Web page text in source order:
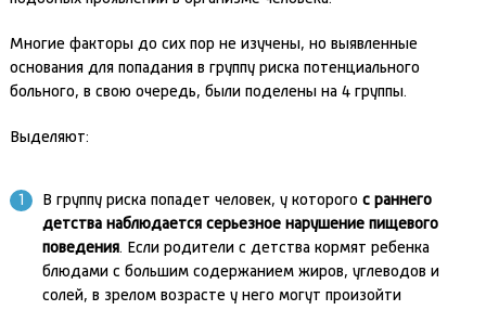
Многие факторы до сих пор не изучены, но выявленные
основания для попадания в группу риска потенциального
больного, в свою очередь, были поделены на 4 группы.
Выделяют:
В группу риска попадет человек, у которого с раннего
детства наблюдается серьезное нарушение пищевого
поведения. Если родители с детства кормят ребенка
блюдами с большим содержанием жиров, углеводов и
солей, в зрелом возрасте у него могут произойти